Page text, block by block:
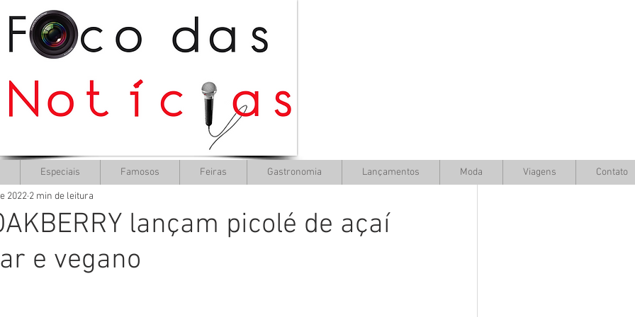
lançam picolé de açaí
e vegano
2022 2 min de leitura
Especiais Famosos Feiras Gastronomia Lançamentos Moda Viagens Contato